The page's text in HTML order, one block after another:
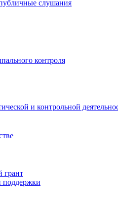
слушания
контроля
и контрольной
грант
поддержки